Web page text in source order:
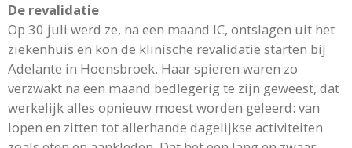
De revalidatie
Op 30 juli werd ze, na een maand IC, ontslagen uit het
ziekenhuis en kon de klinische revalidatie starten bij
Adelante in Hoensbroek. Haar spieren waren zo
verzwakt na een maand bedlegerig te zijn geweest, dat
werkelijk alles opnieuw moest worden geleerd: van
lopen en zitten tot allerhande dagelijkse activiteiten